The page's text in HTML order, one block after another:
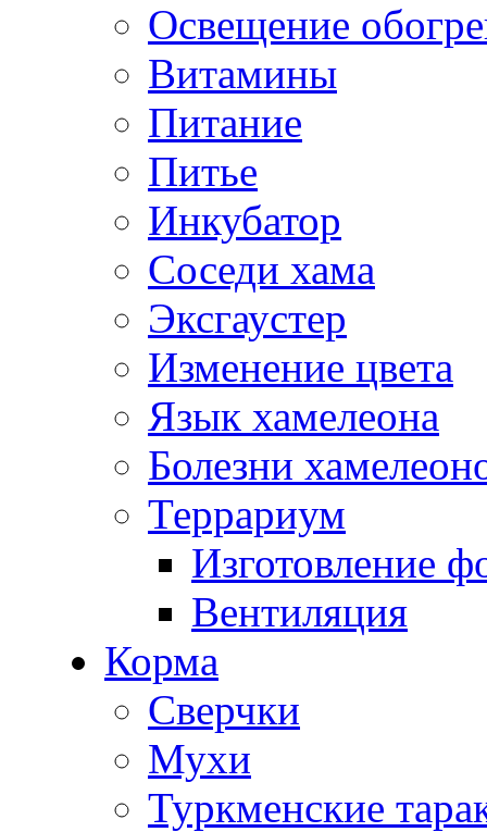
Освещение
Витамины
Питание
Питье
Инкубатор
Соседи хама
Эксгаустер
Изменение цвета
Язык хамелеона
Болезни
Террариум
Изготовление
Вентиляция
Корма
Сверчки
Мухи
Туркменские